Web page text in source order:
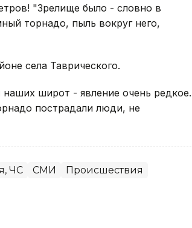
"Зрелище было - словно в
торнадо, пыль вокруг него,
села Таврического.
широт - явление очень редкое.
пострадали люди, не
ЧС СМИ Происшествия